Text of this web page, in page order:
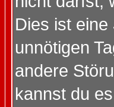
Dies ist eine
unnötigen
andere
kannst du